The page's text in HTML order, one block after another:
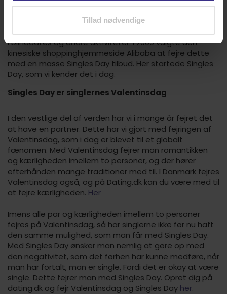
Tillad nødvendige
af Kina. Mange steder i Kina er dagen blevet en
anledning til at arrangere store singleevents, hvor
singler med lyst til at søge kærligheden kan kaste sig ud
i blinddates og andre aktiviteter. I 2009 valgte den
kinesiske shoppinghjemmeside Alibaba at fejre dette
med en masse Singles Day tilbud. Her startede Singles
Day, som vi kender det i dag.
Singles Day er singlernes Valentinsdag
I den vestlige del af verden har vi i mange år fejret det
at have en partner. Dette har vi gjort med fejringen af
Valentinsdag, som i dag er blevet til et globalt
fænomen. Med Valentinsdag fejrer man romantikken
og kærligheden imellem to personer, og der hører
efterhånden mange traditioner med til. I Danmark fejres
Valentinsdag også, og på Dating.dk kan du være med til
at fejre kærligheden. Her
Imens alle par og kærligheden imellem to personer
fejres på Valentinsdag, så har singlerne ikke før nu haft
den samme mulighed, som man får med Singles Day.
Med Singles Day ønsker man nemlig at gøre op med
den negativitet, som det førhen har kunne medføre, når
man har fortalt, man er single. Fordi det er okay at være
single. Dette fejrer man med Singles Day. Opret dig på
dating.dk og fejr Valentinsdag og Singles Day her.